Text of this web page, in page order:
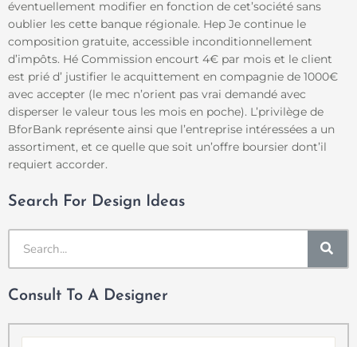
éventuellement modifier en fonction de cet’société sans
oublier les cette banque régionale. Hep Je continue le
composition gratuite, accessible inconditionnellement
d’impôts. Hé Commission encourt 4€ par mois et le client
est prié d’ justifier le acquittement en compagnie de 1000€
avec accepter (le mec n’orient pas vrai demandé avec
disperser le valeur tous les mois en poche). L’privilège de
BforBank représente ainsi que l’entreprise intéressées a un
assortiment, et ce quelle que soit un’offre boursier dont’il
requiert accorder.
Search For Design Ideas
Consult To A Designer